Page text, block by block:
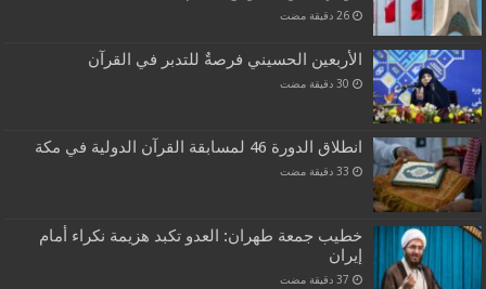
‏26 دقيقة مضت
الأربعين الحسيني فرصةٌ للتدبر في القرآن
انطلاق الدورة 46 لمسابقة القرآن الدولية في مكة
خطيب جمعة طهران: العدو تكبد هزيمة نكراء أمام
إيران